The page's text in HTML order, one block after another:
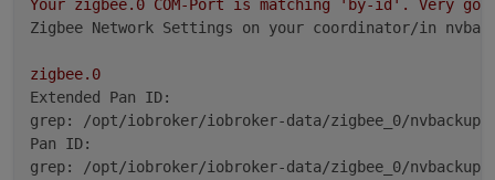
Your zigbee.0 COM-Port is matching 'by-id' . Very
Zigbee Network Settings on your coordinator/in
zigbee.0
Extended Pan ID:
grep: /opt/iobroker/iobroker-data/zigbee_0/
Pan ID:
grep: /opt/iobroker/iobroker-data/zigbee_0/